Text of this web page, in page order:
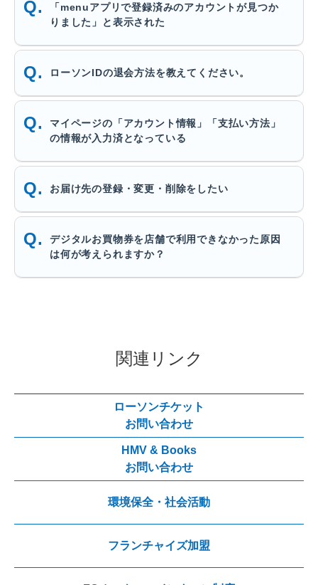
「menuアプリで登録済みのアカウントが見つか
りました」と表示された
ローソンIDの退会方法を教えてください。
マイページの「アカウント情報」「支払い方法」
の情報が入力済となっている
お届け先の登録・変更・削除をしたい
デジタルお買物券を店舗で利用できなかった原因
は何が考えられますか？
関連リンク
ローソンチケット
お問い合わせ
HMV & Books
お問い合わせ
環境保全・社会活動
フランチャイズ加盟